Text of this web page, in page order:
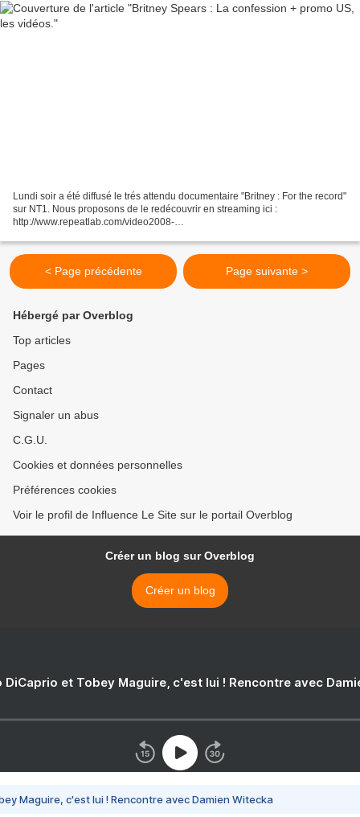
Lundi soir a été diffusé le trés attendu documentaire "Britney : For the record"
sur NT1. Nous proposons de le redécouvrir en streaming ici :
http://www.repeatlab.com/video2008-
prestations...
< Page précédente Page suivante >
Hébergé par Overblog
Top articles
Pages
Contact
Signaler un abus
C.G.U.
Cookies et données personnelles
Préférences cookies
Voir le profil de Influence Le Site sur le portail Overblog
Créer un blog sur Overblog
Créer un blog
DiCaprio et Tobey Maguire, c'est lui ! Rencontre avec
Maguire, c'est lui ! Rencontre avec Damien Witecka